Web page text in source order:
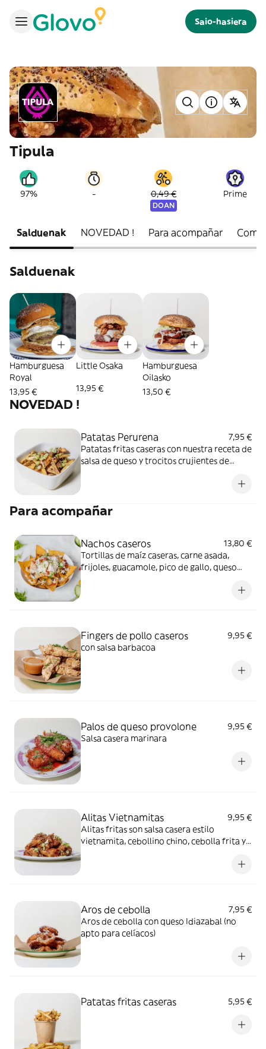
Saio-hasiera
Tipula
97% - 0,49 €
DOAN
Prime
Salduenak NOVEDAD ! Para acompañar
Salduenak
Hamburguesa
Royal
13,95 €
Little Osaka
13,95 €
Hamburguesa
Oilasko
13,50 €
NOVEDAD !
Patatas Perurena
7,95 €
Patatas fritas caseras con nuestra receta de
salsa de queso y trocitos crujientes de
Para acompañar
Nachos caseros
13,80 €
Tortillas de maíz caseras, carne asada,
frijoles, guacamole, pico de gallo, queso
Fingers de pollo caseros
9,95 €
con salsa barbacoa
Palos de queso provolone
9,95 €
Salsa casera marinara
Alitas Vietnamitas
9,95 €
Alitas fritas son salsa casera estilo
vietnamita, cebollino chino, cebolla frita y
Aros de cebolla
7,95 €
Aros de cebolla con queso Idiazabal (no
apto para celíacos)
Patatas fritas caseras 5,95 €